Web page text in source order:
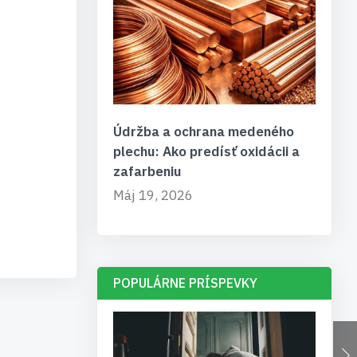
Údržba a ochrana medeného
plechu: Ako predísť oxidácii a
zafarbeniu
Máj 19, 2026
POPULÁRNE PRÍSPEVKY